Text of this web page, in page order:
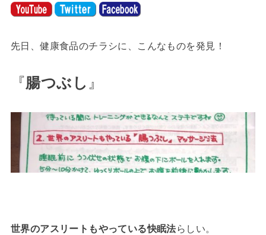
先日、健康食品のチラシに、こんなものを発見！
『腸つぶし 』
世界のアスリートもやっている快眠法らしい。